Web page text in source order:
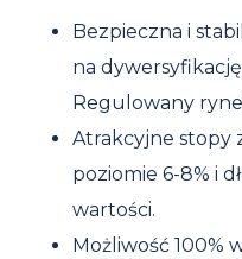
Bezpieczna i
na
Regulowany
Atrakcyjne stopy
poziomie 6-8% i
wartości.
Możliwość 100%